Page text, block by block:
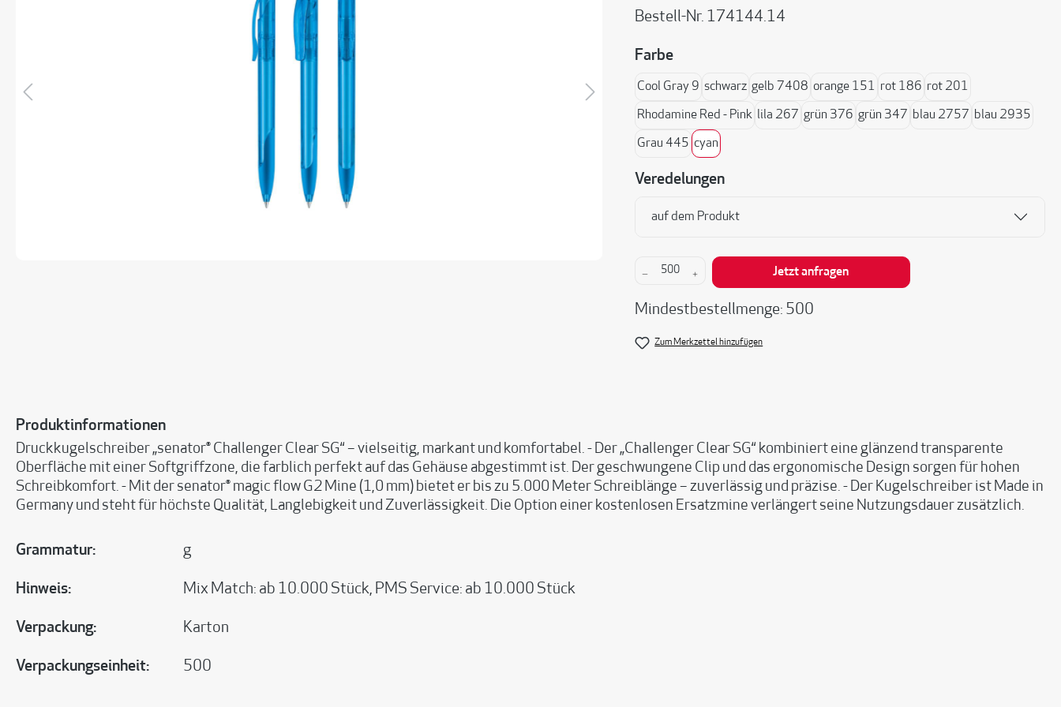
Bestell-Nr. 174144.14
Farbeauswählen
Cool Gray 9 schwarz gelb 7408 orange 151 rot 186 rot 201
Rhodamine Red - Pink lila 267 grün 376 grün 347 blau 2757 blau 2935
Grau 445 cyan
Veredelungen
auf dem Produkt
Produkt Anzahl: Gib den gewünschten Wert ein oder
Jetzt anfragen
Mindestbestellmenge: 500
Zum Merkzettel hinzufügen
Produktinformationen
Druckkugelschreiber „senator® Challenger Clear SG“ – vielseitig, markant und komfortabel. - Der „Challenger Clear SG“ kombiniert eine glänzend transparente
Oberfläche mit einer Softgriffzone, die farblich perfekt auf das Gehäuse abgestimmt ist. Der geschwungene Clip und das ergonomische Design sorgen für hohen
Schreibkomfort. - Mit der senator® magic flow G2 Mine (1,0 mm) bietet er bis zu 5.000 Meter Schreiblänge – zuverlässig und präzise. - Der Kugelschreiber ist Made in
Germany und steht für höchste Qualität, Langlebigkeit und Zuverlässigkeit. Die Option einer kostenlosen Ersatzmine verlängert seine Nutzungsdauer zusätzlich.
Grammatur: g
Hinweis: Mix Match: ab 10.000 Stück, PMS Service: ab 10.000 Stück
Verpackung: Karton
Verpackungseinheit: 500